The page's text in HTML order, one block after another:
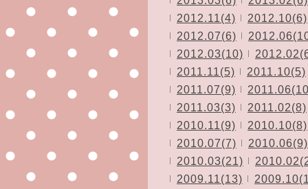
2012.11(4)
2012.10(6)
2012.07(6)
2012.03(10)
2011.11(5)
2011.10(5)
2011.07(9)
2011.03(3)
2011.02(8)
2010.11(9)
2010.10(8)
2010.07(7)
2010.06(9)
2010.03(21)
2009.11(13)